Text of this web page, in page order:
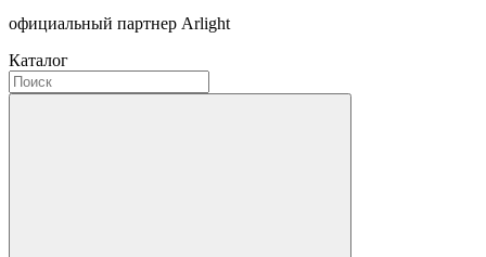
официальный партнер Arlight
Каталог